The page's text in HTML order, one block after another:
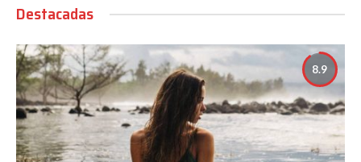
Destacadas
8.9